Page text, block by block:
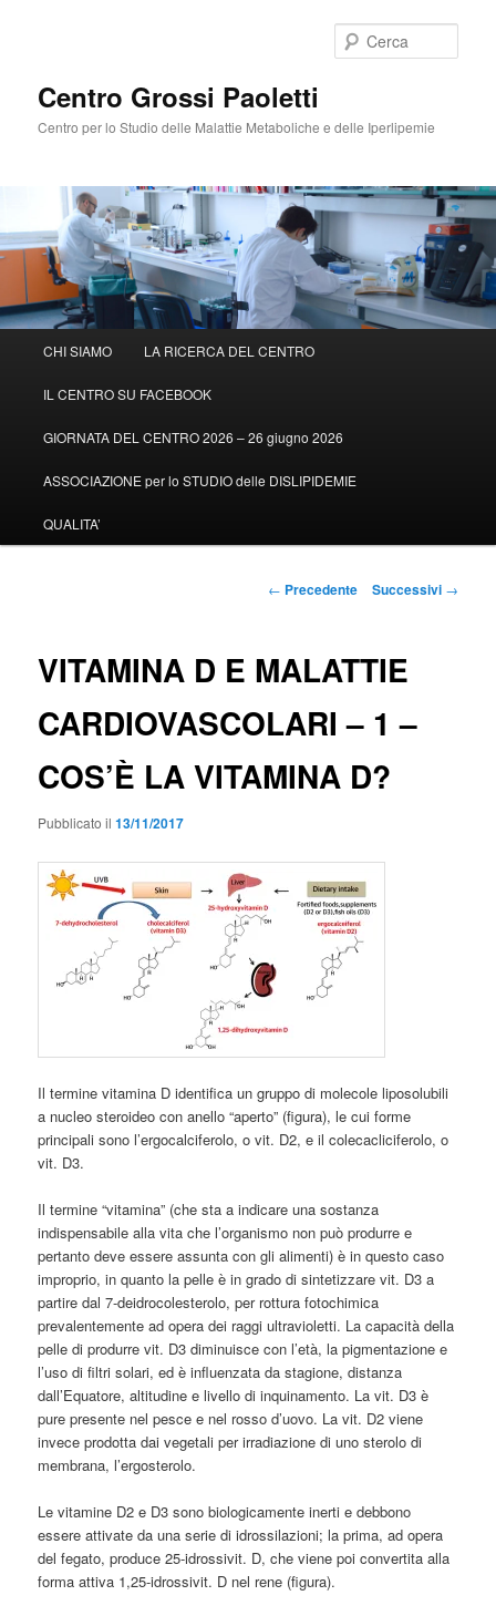
Centro Grossi Paoletti
Centro per lo Studio delle Malattie Metaboliche e delle Iperlipemie
principale
Vai
al
contenuto
CHI SIAMO LA RICERCA DEL CENTRO
IL CENTRO SU FACEBOOK
GIORNATA DEL CENTRO 2026 – 26 giugno 2026
ASSOCIAZIONE per lo STUDIO delle DISLIPIDEMIE
QUALITA’
Navigazione
← Precedente Successivi →
VITAMINA D E MALATTIE
CARDIOVASCOLARI – 1 –
COS’È LA VITAMINA D?
Pubblicato il13/11/2017
Il termine vitamina D identifica un gruppo di molecole liposolubili
a nucleo steroideo con anello “aperto” (figura), le cui forme
principali sono l’ergocalciferolo, o vit. D2, e il colecacliciferolo, o
vit. D3.
Il termine “vitamina” (che sta a indicare una sostanza
indispensabile alla vita che l’organismo non può produrre e
pertanto deve essere assunta con gli alimenti) è in questo caso
improprio, in quanto la pelle è in grado di sintetizzare vit. D3 a
partire dal 7-deidrocolesterolo, per rottura fotochimica
prevalentemente ad opera dei raggi ultravioletti. La capacità della
pelle di produrre vit. D3 diminuisce con l’età, la pigmentazione e
l’uso di filtri solari, ed è influenzata da stagione, distanza
dall’Equatore, altitudine e livello di inquinamento. La vit. D3 è
pure presente nel pesce e nel rosso d’uovo. La vit. D2 viene
invece prodotta dai vegetali per irradiazione di uno sterolo di
membrana, l’ergosterolo.
Le vitamine D2 e D3 sono biologicamente inerti e debbono
essere attivate da una serie di idrossilazioni; la prima, ad opera
del fegato, produce 25-idrossivit. D, che viene poi convertita alla
forma attiva 1,25-idrossivit. D nel rene (figura).